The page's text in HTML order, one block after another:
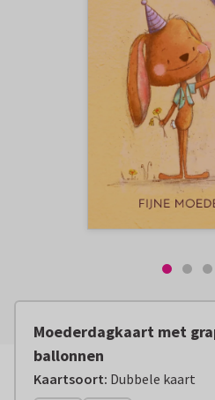
Moederdagkaart met
ballonnen
Kaartsoort: Dubbele kaart
Vanaf: € 2,99 excl.